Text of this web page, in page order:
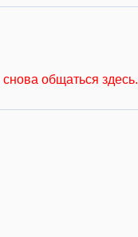
общаться здесь.